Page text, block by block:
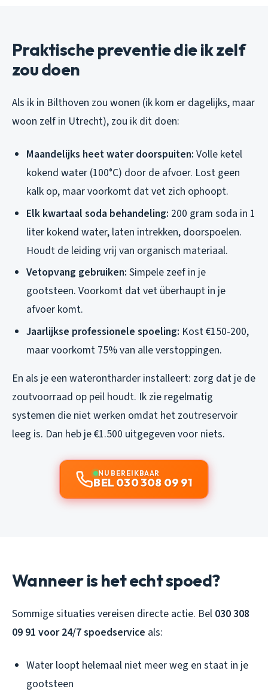
Praktische preventie die ik zelf
zou doen
Als ik in Bilthoven zou wonen (ik kom er dagelijks, maar
woon zelf in Utrecht), zou ik dit doen:
Maandelijks heet water doorspuiten: Volle ketel
kokend water (100°C) door de afvoer. Lost geen
kalk op, maar voorkomt dat vet zich ophoopt.
Elk kwartaal soda behandeling: 200 gram soda in 1
liter kokend water, laten intrekken, doorspoelen.
Houdt de leiding vrij van organisch materiaal.
Vetopvang gebruiken: Simpele zeef in je
gootsteen. Voorkomt dat vet überhaupt in je
afvoer komt.
Jaarlijkse professionele spoeling: Kost €150-200,
maar voorkomt 75% van alle verstoppingen.
En als je een waterontharder installeert: zorg dat je de
zoutvoorraad op peil houdt. Ik zie regelmatig
systemen die niet werken omdat het zoutreservoir
leeg is. Dan heb je €1.500 uitgegeven voor niets.
NU BEREIKBAAR
BEL 030 308 09 91
Wanneer is het echt spoed?
Sommige situaties vereisen directe actie. Bel 030 308
09 91 voor 24/7 spoedservice als:
Water loopt helemaal niet meer weg en staat in je
gootsteen